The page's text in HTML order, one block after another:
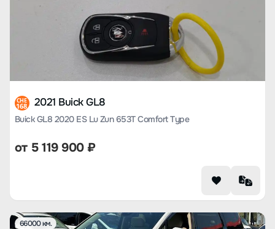
CHE
168 2021 Buick GL8
Buick GL8 2020 ES Lu Zun 653T Comfort Type
от 5 119 900₽
66000 км.